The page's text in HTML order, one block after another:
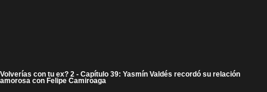
Volverías con tu ex? 2 - Capítulo 39: Yasmín Valdés recordó su relación
amorosa con Felipe Camiroaga